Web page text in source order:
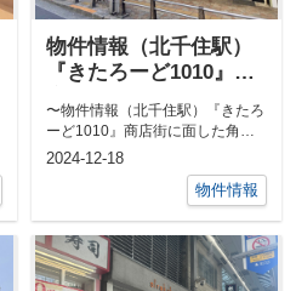
物件情報（北千住駅）
『きたろーど1010』商
店街に面した角地の路
面店
〜物件情報（北千住駅）『きたろ
ーど1010』商店街に面した角地
の路面店〜2024年も北千住のメ
2024-12-18
物件情報